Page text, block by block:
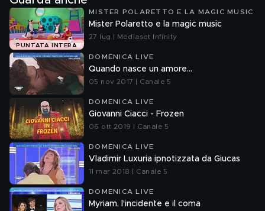
PUNTATA INTERA
MISTER POLARETTO E LA MAGIC MUSIC
Mister Polaretto e la magic music
27 lug | Mediaset Infinity
DOMENICA LIVE
Quando nasce un amore...
05 nov 2017 | Canale 5
DOMENICA LIVE
Giovanni Ciacci - Frozen
06 ott 2019 | Canale 5
DOMENICA LIVE
Vladimir Luxuria ipnotizzata da Giucas
11 mar 2018 | Canale 5
DOMENICA LIVE
Myriam, l'incidente e il coma